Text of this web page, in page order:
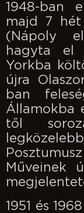
1948-ban
majd 7 hét
(Nápoly
hagyta el
Yorkba
újra
ban
Államokba
től
Műveinek
1951 és